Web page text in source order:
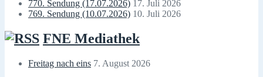
770. Sendung (17.07.2026) 17. Juli 2026
769. Sendung (10.07.2026) 10. Juli 2026
FNE Mediathek
Freitag nach eins 7. August 2026